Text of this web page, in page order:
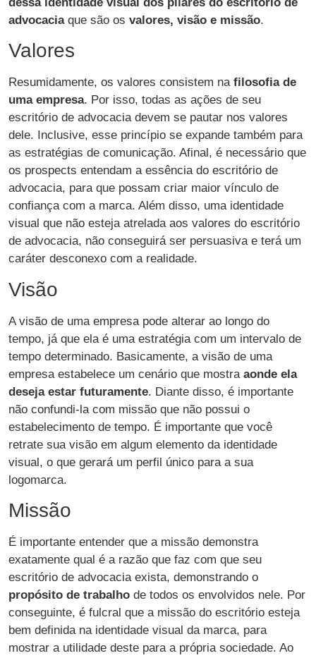
advocaciaque são os valores, visão e missão.
Valores
Resumidamente, os valores consistem na filosofia de
uma empresa. Por isso, todas as ações de seu
escritório de advocacia devem se pautar nos valores
dele. Inclusive, esse princípio se expande também para
as estratégias de comunicação. Afinal, é necessário que
os prospects entendam a essência do escritório de
advocacia, para que possam criar maior vínculo de
confiança com a marca. Além disso, uma identidade
visual que não esteja atrelada aos valores do escritório
de advocacia, não conseguirá ser persuasiva e terá um
caráter desconexo com a realidade.
Visão
A visão de uma empresa pode alterar ao longo do
tempo, já que ela é uma estratégia com um intervalo de
tempo determinado. Basicamente, a visão de uma
empresa estabelece um cenário que mostra aonde ela
deseja estar futuramente. Diante disso, é importante
não confundi-la com missão que não possui o
estabelecimento de tempo. É importante que você
retrate sua visão em algum elemento da identidade
visual, o que gerará um perfil único para a sua
logomarca.
Missão
É importante entender que a missão demonstra
exatamente qual é a razão que faz com que seu
escritório de advocacia exista, demonstrando o
propósito de trabalho de todos os envolvidos nele. Por
conseguinte, é fulcral que a missão do escritório esteja
bem definida na identidade visual da marca, para
mostrar a utilidade deste para a própria sociedade. Ao